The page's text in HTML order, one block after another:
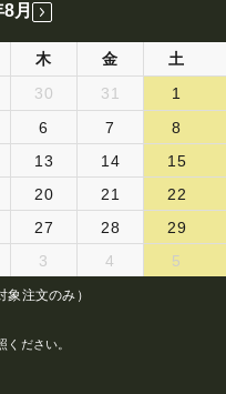
月
木 金
土
30 31
1
6 7
8
13 14
15
20 21
22
27 28
29
3 4 5
注文のみ）
ださい。